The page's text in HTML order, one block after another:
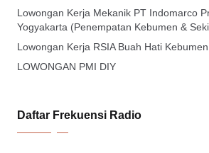
Lowongan Kerja Mekanik PT Indomarco
Yogyakarta (Penempatan Kebumen &
Lowongan Kerja RSIA Buah Hati Kebumen
LOWONGAN PMI DIY
Daftar Frekuensi Radio